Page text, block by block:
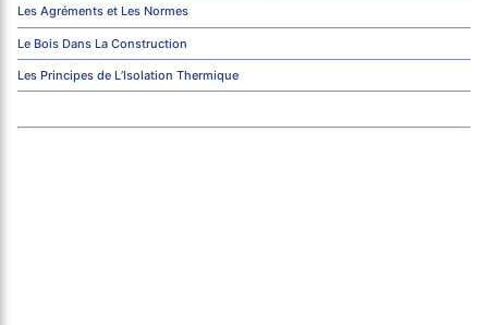
Les Agréments et Les Normes
Le Bois Dans La Construction
Les Principes de L’Isolation Thermique